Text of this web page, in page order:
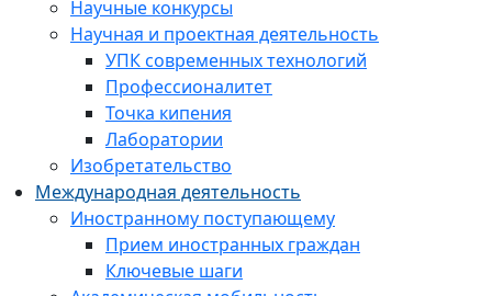
Научные конкурсы
Научная и проектная деятельность
УПК современных технологий
Профессионалитет
Точка кипения
Лаборатории
Изобретательство
Международная деятельность
Иностранному поступающему
Прием иностранных граждан
Ключевые шаги